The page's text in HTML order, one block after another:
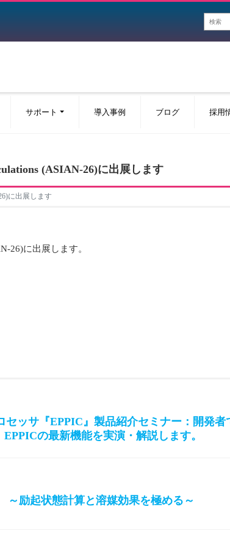
サポート 導入事例 ブログ 採用
(ASIAN-26)に出展します
に出展します
26)に出展します。
ッサ『EPPIC』製品紹介セミナー：開発者
の最新機能を実演・解説します。
～励起状態計算と溶媒効果を極める～